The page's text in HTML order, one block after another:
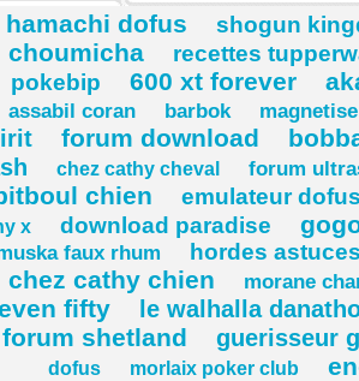
hamachi dofus shogun
choumicha
recettes
pokebip
600 xt forever
assabil coran barbok
forum download
chez cathy cheval forum
chien emulateur
x download paradise
faux rhum hordes
chez cathy chien morane
fifty le walhalla
forum shetland guerisseur
dofus morlaix poker club